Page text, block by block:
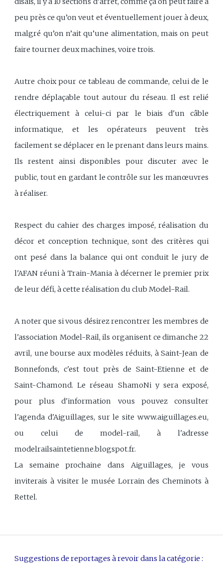
peu près ce qu’on veut et éventuellement jouer à deux,
malgré qu’on n’ait qu’une alimentation, mais on peut
faire tourner deux machines, voire trois.
Autre choix pour ce tableau de commande, celui de le
rendre déplaçable tout autour du réseau. Il est relié
électriquement à celui-ci par le biais d'un câble
informatique, et les opérateurs peuvent très
facilement se déplacer en le prenant dans leurs mains.
Ils restent ainsi disponibles pour discuter avec le
public, tout en gardant le contrôle sur les manœuvres
à réaliser.
Respect du cahier des charges imposé, réalisation du
décor et conception technique, sont des critères qui
ont pesé dans la balance qui ont conduit le jury de
l'AFAN réuni à Train-Mania à décerner le premier prix
de leur défi, à cette réalisation du club Model-Rail.
A noter que si vous désirez rencontrer les membres de
l'association Model-Rail, ils organisent ce dimanche 22
avril, une bourse aux modèles réduits, à Saint-Jean de
Bonnefonds, c'est tout près de Saint-Etienne et de
Saint-Chamond. Le réseau ShamoNi y sera exposé,
pour plus d'information vous pouvez consulter
l'agenda d'Aiguillages, sur le site www.aiguillages.eu,
ou celui de model-rail, à l'adresse
modelrailsaintetienne.blogspot.fr.
La semaine prochaine dans Aiguillages, je vous
inviterais à visiter le musée Lorrain des Cheminots à
Rettel.
Suggestions de reportages à revoir dans la catégorie :